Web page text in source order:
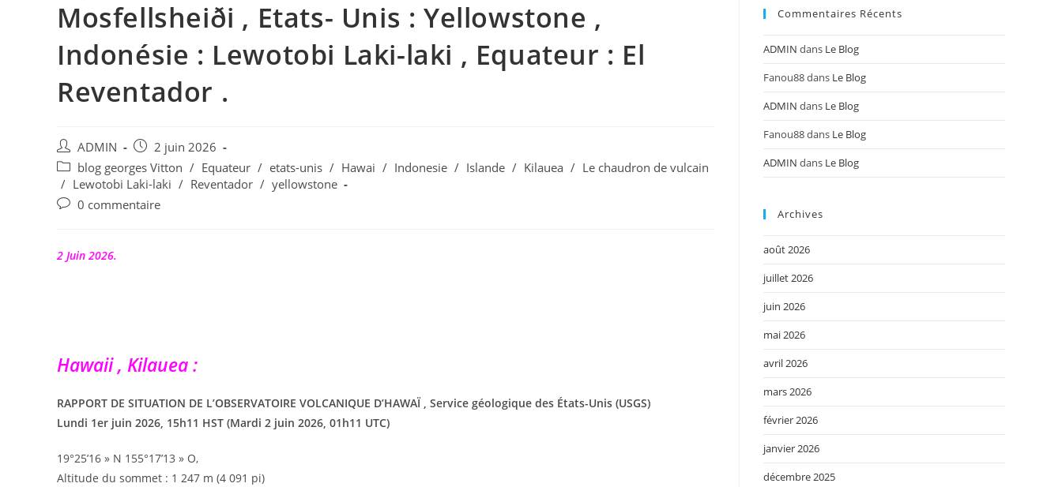
Mosfellsheiði , Etats- Unis : Yellowstone ,
Indonésie : Lewotobi Laki-laki , Equateur : El
Reventador .
Auteur/autrice
de
la
publication :
ADMIN
Publication
publiée :
2 juin 2026
Post
category:
blog georges Vitton / Equateur / etats-unis / Hawai / Indonesie / Islande / Kilauea / Le chaudron de vulcain
/ Lewotobi Laki-laki / Reventador / yellowstone
Commentaires
publication :
0 commentaire
2 Juin 2026.
Hawaii , Kilauea :
RAPPORT DE SITUATION DE L’OBSERVATOIRE VOLCANIQUE D’HAWAÏ , Service géologique des États-Unis (USGS)
Lundi 1er juin 2026, 15h11 HST (Mardi 2 juin 2026, 01h11 UTC)
19°25’16 » N 155°17’13 » O,
Altitude du sommet : 1 247 m (4 091 pi)
Commentaires Récents
ADMIN dans Le Blog
Fanou88dans Le Blog
ADMIN dans Le Blog
Fanou88dans Le Blog
ADMIN dans Le Blog
Archives
août 2026
juillet 2026
juin 2026
mai 2026
avril 2026
mars 2026
février 2026
janvier 2026
décembre 2025